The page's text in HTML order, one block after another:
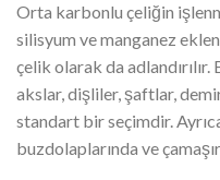
Orta karbonlu çeliğin
silisyum ve manganez
çelik olarak da
akslar, dişliler, şaftlar,
standart bir seçimdir.
buzdolaplarında ve